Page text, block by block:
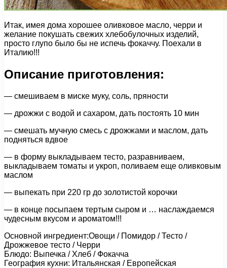
Итак, имея дома хорошее оливковое масло, черри и
желание покушать свежих хлебобулочных изделий,
просто глупо было бы не испечь фокаччу. Поехали в
Италию!!!
Описание приготовления:
— смешиваем в миске муку, соль, пряности
— дрожжи с водой и сахаром, дать постоять 10 мин
— смешать мучную смесь с дрожжами и маслом, дать
подняться вдвое
— в форму выкладываем тесто, разравниваем,
выкладываем томаты и укроп, поливаем еще оливковым
маслом
— выпекать при 220 гр до золотистой корочки
— в конце посыпаем тертым сыром и … наслаждаемся
чудесным вкусом и ароматом!!!
Основной ингредиент:Овощи / Помидор / Тесто /
Дрожжевое тесто / Черри
Блюдо: Выпечка / Хлеб / Фокачча
География кухни: Итальянская / Европейская